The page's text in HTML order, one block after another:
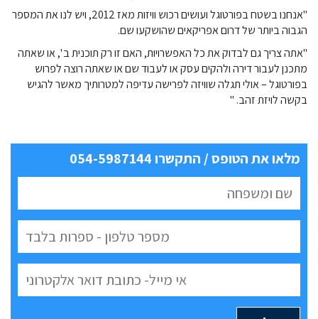
"אנחנו בשטח בפורטוגל ועושים רכוש וויזות מאז 2012, ויש לנו את המספר
הגבוה ביותר של דרום אפריקאים שהושקעו שם.
"אתה צריך גם לבדוק את כל האפשרויות, האם זו רק תוכנית ב ', או שאתה
מתכנן לעבור דירה ולהקים עסק או לעבוד שם או שאתה רוצה לפרוש
בפורטוגל – אולי תגלה שוויזה לפרישה עדיפה למטרותיך מאשר להגיש
בקשה לויזת זהב. "
מלאו את הטופס / התקשרו 054-5987144